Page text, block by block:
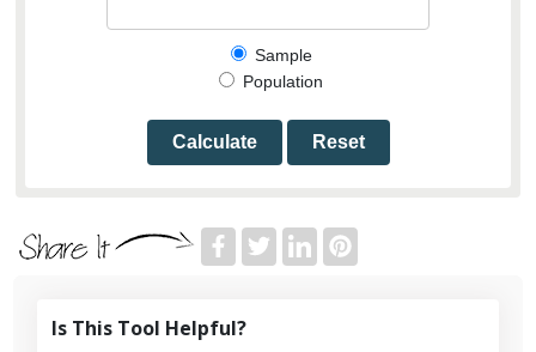
Sample
Population
Calculate Reset
Is This Tool Helpful?